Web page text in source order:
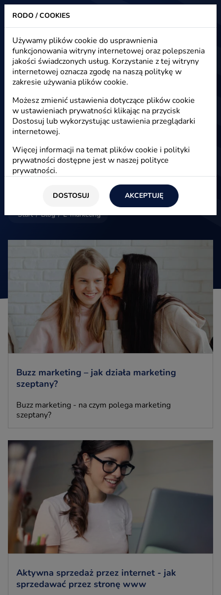
Heuristic - strony www, sklepy internetowe, e-marketing
E-marketing - artykuły, nowości,
blog
E-marketing
Start / Blog / E-marketing
Buzz marketing – jak działa marketing
szeptany?
Buzz marketing - na czym polega marketing
szeptany?
Aktywna sprzedaż przez internet - jak
sprzedawać przez stronę www
RODO / COOKIES
Używamy plików cookie do usprawnienia
funkcjonowania witryny internetowej oraz polepszenia
jakości świadczonych usług. Korzystanie z tej witryny
internetowej oznacza zgodę na naszą politykę w
zakresie używania plików cookie.
Możesz zmienić ustawienia dotyczące plików cookie
w ustawieniach prywatności klikając na przycisk
Dostosuj lub wykorzystując ustawienia przeglądarki
internetowej.
Więcej informacji na temat plików cookie i polityki
prywatności dostępne jest w naszej polityce
prywatności.
DOSTOSUJ AKCEPTUJĘ